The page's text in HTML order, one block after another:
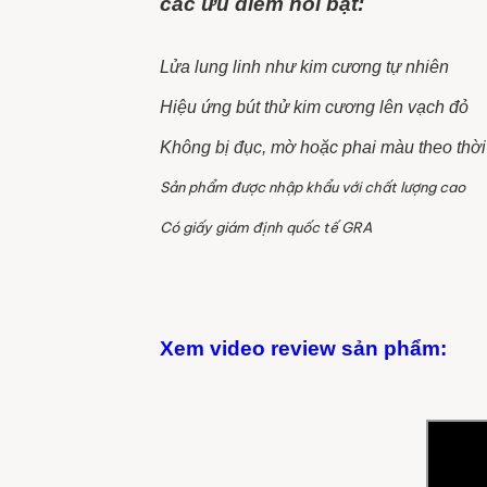
Lửa lung linh như kim cương tự nhiên
Hiệu ứng bút thử kim cương lên vạch đỏ
Không bị đục, mờ hoặc phai màu theo
Sản phẩm được nhập khẩu với chất lượng cao
Có giấy giám định quốc tế GRA
Xem video review sản phẩm: